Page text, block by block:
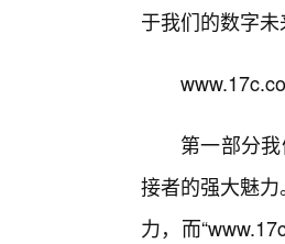
于我们的数字未
第一部分
接者的强大魅力
力，而